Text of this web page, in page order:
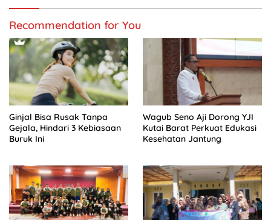
Recommendation for You
Ginjal Bisa Rusak Tanpa
Gejala, Hindari 3 Kebiasaan
Buruk Ini
Wagub Seno Aji Dorong YJI
Kutai Barat Perkuat Edukasi
Kesehatan Jantung